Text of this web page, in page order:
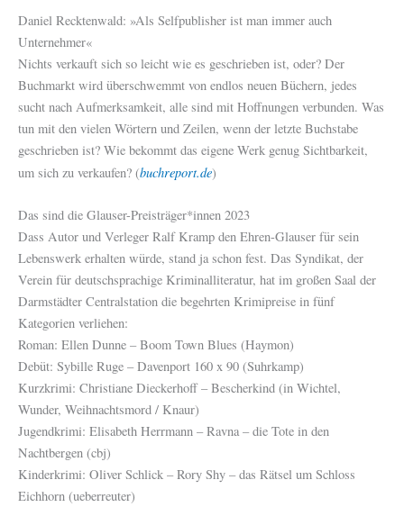
Daniel Recktenwald: »Als Selfpublisher ist man immer auch
Unternehmer«
Nichts verkauft sich so leicht wie es geschrieben ist, oder? Der
Buchmarkt wird überschwemmt von endlos neuen Büchern, jedes
sucht nach Aufmerksamkeit, alle sind mit Hoffnungen verbunden. Was
tun mit den vielen Wörtern und Zeilen, wenn der letzte Buchstabe
geschrieben ist? Wie bekommt das eigene Werk genug Sichtbarkeit,
um sich zu verkaufen? (buchreport.de)
Das sind die Glauser-Preisträger*innen 2023
Dass Autor und Verleger Ralf Kramp den Ehren-Glauser für sein
Lebenswerk erhalten würde, stand ja schon fest. Das Syndikat, der
Verein für deutschsprachige Kriminalliteratur, hat im großen Saal der
Darmstädter Centralstation die begehrten Krimipreise in fünf
Kategorien verliehen:
Roman: Ellen Dunne – Boom Town Blues (Haymon)
Debüt: Sybille Ruge – Davenport 160 x 90 (Suhrkamp)
Kurzkrimi: Christiane Dieckerhoff – Bescherkind (in Wichtel,
Wunder, Weihnachtsmord / Knaur)
Jugendkrimi: Elisabeth Herrmann – Ravna – die Tote in den
Nachtbergen (cbj)
Kinderkrimi: Oliver Schlick – Rory Shy – das Rätsel um Schloss
Eichhorn (ueberreuter)